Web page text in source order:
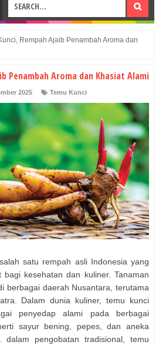
Rempah Ajaib Penambah Aroma dan
Penambah Aroma dan Khasiat Alami
2025 Temu Kunci
satu rempah asli Indonesia yang
bagi kesehatan dan kuliner. Tanaman
berbagai daerah Nusantara, terutama
Dalam dunia kuliner, temu kunci
penyedap alami pada berbagai
sayur bening, pepes, dan aneka
dalam pengobatan tradisional, temu